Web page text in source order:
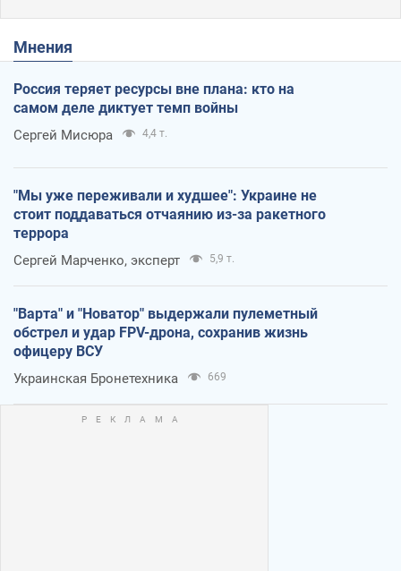
Мнения
Россия теряет ресурсы вне плана: кто на
самом деле диктует темп войны
Сергей Мисюра 4,4 т.
"Мы уже переживали и худшее": Украине не
стоит поддаваться отчаянию из-за ракетного
террора
Сергей Марченко, эксперт 5,9 т.
"Варта" и "Новатор" выдержали пулеметный
обстрел и удар FPV-дрона, сохранив жизнь
офицеру ВСУ
Украинская Бронетехника 669